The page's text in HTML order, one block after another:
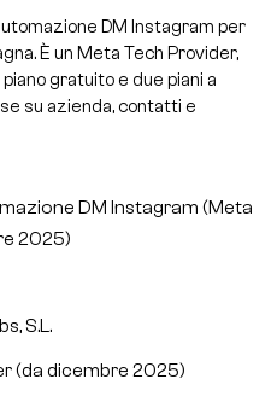
DM Instagram per
È un Meta Tech Provider,
gratuito e due piani a
su azienda, contatti e
DM Instagram (Meta
2025)
S.L.
(da dicembre 2025)